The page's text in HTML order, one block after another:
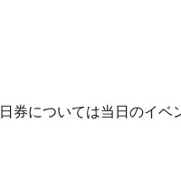
については当日のイベ